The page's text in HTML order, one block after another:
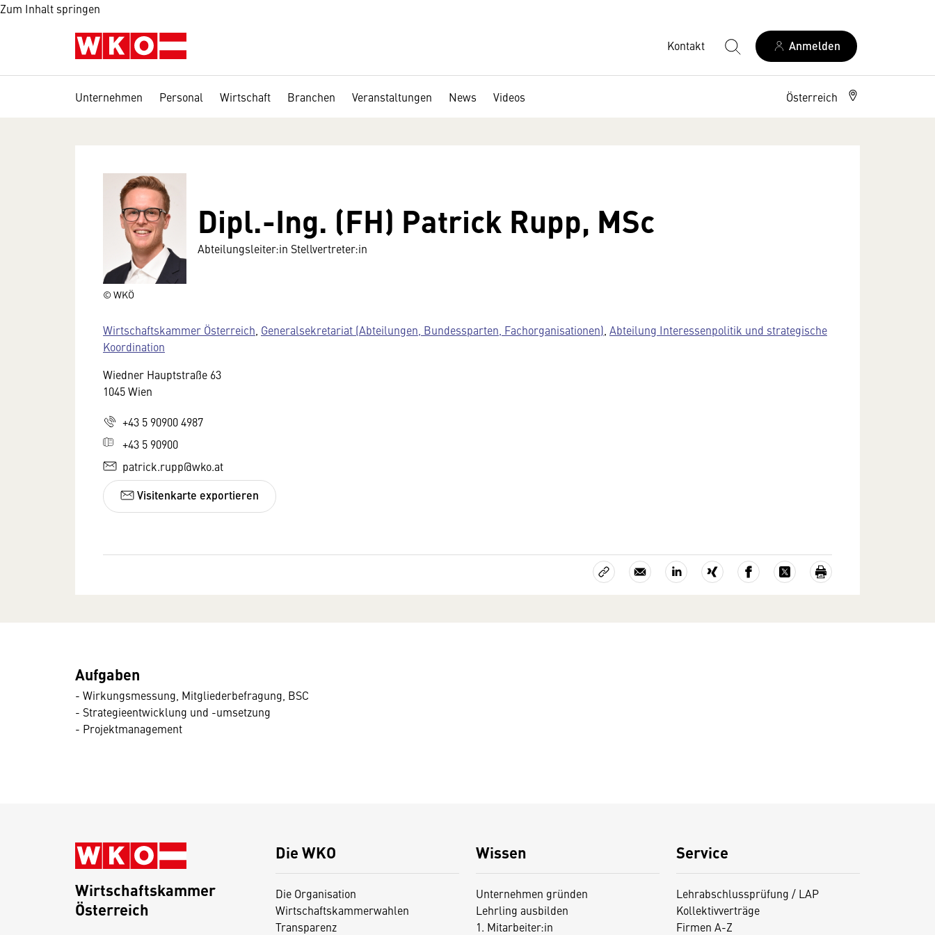
Zum Inhalt springen
Kontakt Anmelden
Unternehmen Personal Wirtschaft Branchen Veranstaltungen News Videos Österreich
© WKÖ
Dipl.-Ing. (FH) Patrick Rupp, MSc
Abteilungsleiter:in Stellvertreter:in
Wirtschaftskammer Österreich Generalsekretariat (Abteilungen, Bundessparten, Fachorganisationen) Abteilung Interessenpolitik und strategische
Koordination
Wiedner Hauptstraße 63
1045 Wien
+43 5 90900 4987
+43 5 90900
patrick.rupp@wko.at
Visitenkarte exportieren
Aufgaben
- Wirkungsmessung, Mitgliederbefragung, BSC
- Strategieentwicklung und -umsetzung
- Projektmanagement
Die WKO
Die Organisation
Wirtschaftskammerwahlen
Transparenz
Wissen
Unternehmen gründen
Lehrling ausbilden
1. Mitarbeiter:in
Service
Lehrabschlussprüfung / LAP
Kollektivverträge
Firmen A-Z
Wirtschaftskammer
Österreich